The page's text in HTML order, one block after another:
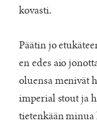
kovasti.
Päätin jo
en edes aio
oluensa menivät
imperial stout ja
tietenkään minua